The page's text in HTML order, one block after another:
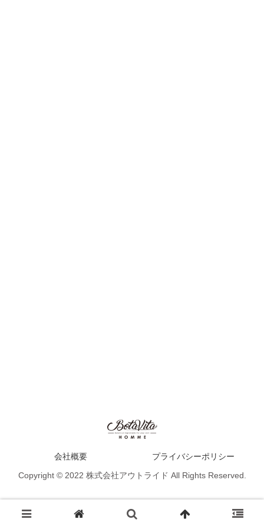
会社概要
プライバシーポリシー
Copyright © 2022 株式会社アウトライド All Rights Reserved.